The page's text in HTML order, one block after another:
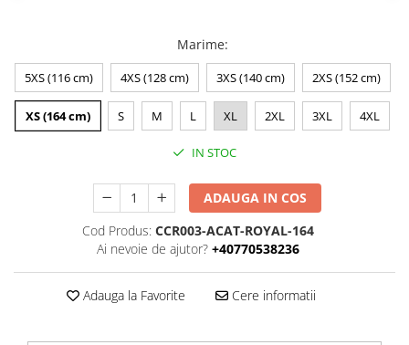
Marime:
5XS (116 cm) 4XS (128 cm) 3XS (140 cm) 2XS (152 cm)
XS (164 cm) S M L XL 2XL 3XL 4XL
IN STOC
ADAUGA IN COS
Cod Produs: CCR003-ACAT-ROYAL-164
Ai nevoie de ajutor? +40770538236
Adauga la Favorite Cere informatii